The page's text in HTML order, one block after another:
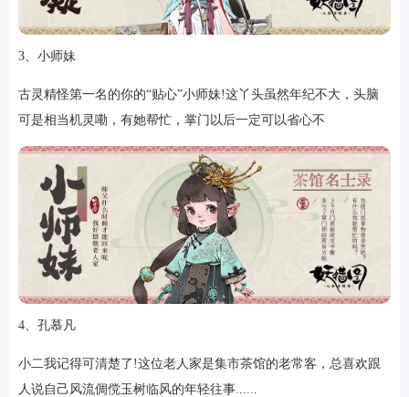
角色扮演小游戏 恋爱养成沙盒模组up主自制 赛车竞速策略塔防
益智休闲冒险解谜街机格斗模拟经营音乐游戏单机游戏战争策略
系统工具影音播放
3、小师妹
古灵精怪第一名的你的“贴心”小师妹!这丫头虽然年纪不大，头脑
可是相当机灵嘞，有她帮忙，掌门以后一定可以省心不
4、孔慕凡
小二我记得可清楚了!这位老人家是集市茶馆的老常客，总喜欢跟
人说自己风流倜傥玉树临风的年轻往事......